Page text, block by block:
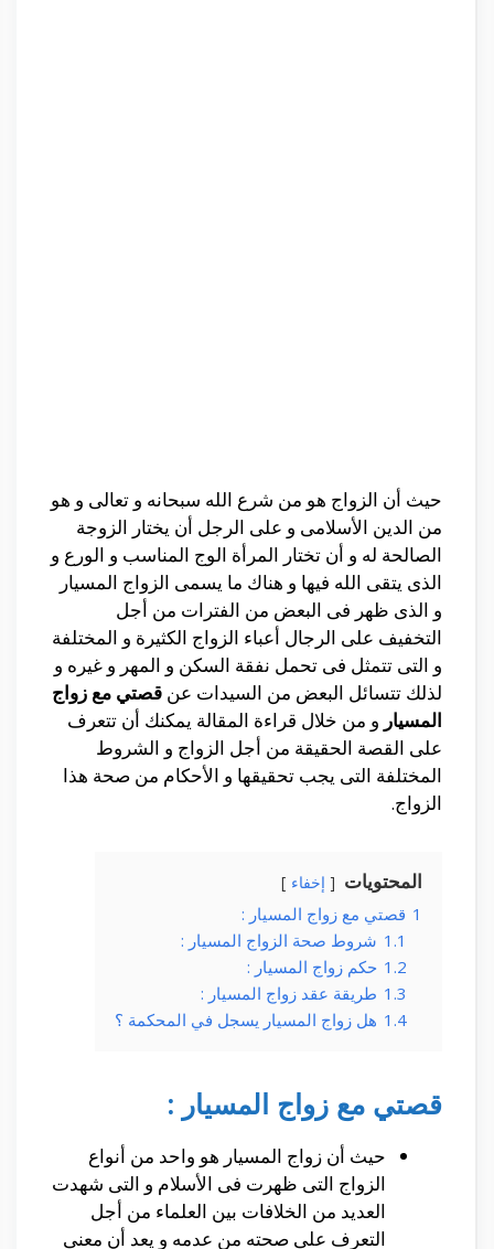
حيث أن الزواج هو من شرع الله سبحانه و تعالى و هو
من الدين الأسلامى و على الرجل أن يختار الزوجة
الصالحة له و أن تختار المرأة الوج المناسب و الورع و
الذى يتقى الله فيها و هناك ما يسمى الزواج المسيار
و الذى ظهر فى البعض من الفترات من أجل
التخفيف على الرجال أعباء الزواج الكثيرة و المختلفة
و التى تتمثل فى تحمل نفقة السكن و المهر و غيره و
لذلك تتسائل البعض من السيدات عن قصتي مع زواج
المسيار و من خلال قراءة المقالة يمكنك أن تتعرف
على القصة الحقيقة من أجل الزواج و الشروط
المختلفة التى يجب تحقيقها و الأحكام من صحة هذا
الزواج.
المحتويات إخفاء
1 قصتي مع زواج المسيار :
1.1 شروط صحة الزواج المسيار :
1.2 حكم زواج المسيار :
1.3 طريقة عقد زواج المسيار :
1.4 هل زواج المسيار يسجل في المحكمة ؟
قصتي مع زواج المسيار :
حيث أن زواج المسيار هو واحد من أنواع
الزواج التى ظهرت فى الأسلام و التى شهدت
العديد من الخلافات بين العلماء من أجل
التعرف على صحته من عدمه و يعد أن معنى